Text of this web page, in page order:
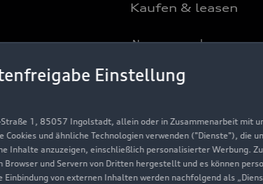
Einstellung
Straße 1, 85057 Ingolstadt, allein oder in Zusammenarbeit
Cookies und ähnliche Technologien verwenden ("Dienste"),
Inhalte anzuzeigen, einschließlich personalisierter Werbung.
Browser und Servern von Dritten hergestellt und es können
Einbindung von externen Inhalten werden nachfolgend als
Kaufen & leasen
Neuwagensuche
Gebrauchtwagensuche
Finanzierung
Aktionen & Angebote
Geschäftskunden